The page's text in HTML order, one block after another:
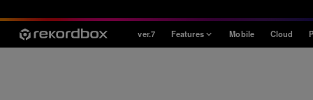
ver.7 Features Mobile Cloud